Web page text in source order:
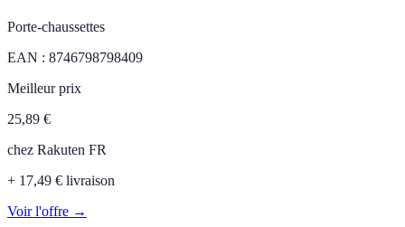
Porte-chaussettes
EAN : 8746798798409
Meilleur prix
25,89 €
chez Rakuten FR
+ 17,49 € livraison
Voir l'offre →